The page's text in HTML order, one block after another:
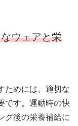
ウェアと栄
ためには、適切な
です。運動時の快
グ後の栄養補給に